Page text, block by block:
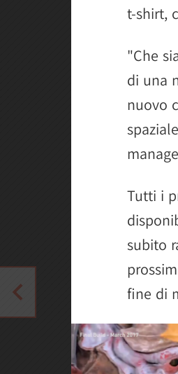
t-shirt,
"Che
di una
nuovo
Tutti i
subito
fine di